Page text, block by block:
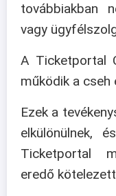
továbbiakban
vagy
A Ticketportal
működik a cseh
Ezek a
elkülönülnek,
Ticketportal
eredő